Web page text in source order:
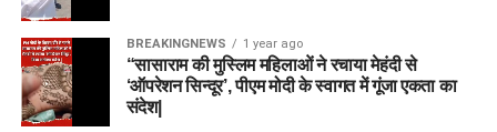
BREAKINGNEWS 1 year ago
“सासाराम की मुस्लिम महिलाओं ने रचाया मेहंदी से
‘ऑपरेशन सिन्दूर’, पीएम मोदी के स्वागत में गूंजा एकता का
संदेश|